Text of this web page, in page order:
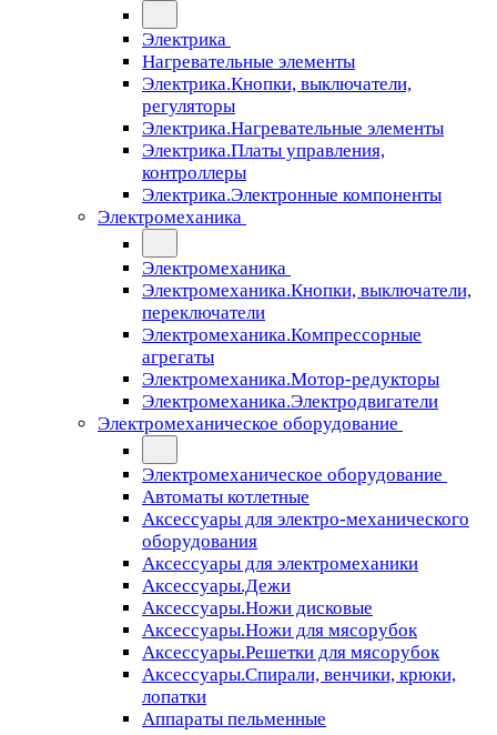
Электрика
Нагревательные элементы
Электрика.Кнопки, выключатели,
регуляторы
Электрика.Нагревательные элементы
Электрика.Платы управления,
контроллеры
Электрика.Электронные компоненты
Электромеханика
Электромеханика
Электромеханика.Кнопки, выключатели,
переключатели
Электромеханика.Компрессорные
агрегаты
Электромеханика.Мотор-редукторы
Электромеханика.Электродвигатели
Электромеханическое оборудование
Электромеханическое оборудование
Автоматы котлетные
Аксессуары для электро-механического
оборудования
Аксессуары для электромеханики
Аксессуары.Дежи
Аксессуары.Ножи дисковые
Аксессуары.Ножи для мясорубок
Аксессуары.Решетки для мясорубок
Аксессуары.Спирали, венчики, крюки,
лопатки
Аппараты пельменные